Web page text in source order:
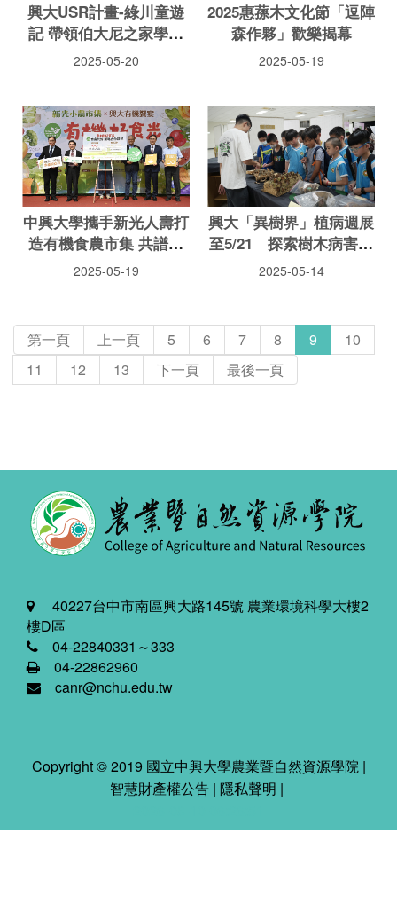
興大USR計畫-綠川童遊
記 帶領伯大尼之家學員
走訪綠川河岸
2025-05-20
2025惠蓀木文化節「逗陣
森作夥」歡樂揭幕
2025-05-19
中興大學攜手新光人壽打
造有機食農市集 共譜永
續農業與綠色公益新篇章
2025-05-19
興大「異樹界」植病週展
至5/21 探索樹木病害與
永續農業
2025-05-14
第一頁 上一頁 5 6 7 8 9
10
11
12 13 下一頁 最後一頁
40227台中市南區興大路145號 農業環境科學大樓2
樓D區
04-22840331～333
04-22862960
canr@nchu.edu.tw
Copyright © 2019 國立中興大學農業暨自然資源學院 |
智慧財產權公告 | 隱私聲明 |